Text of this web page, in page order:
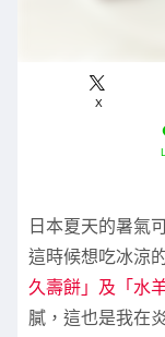
X
日本夏天的暑氣
這時候想吃冰涼
久壽餅」及「水羊
膩，這也是我在